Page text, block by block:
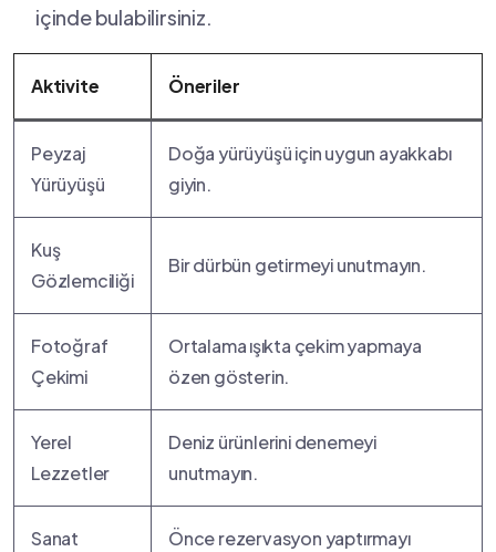
içinde bulabilirsiniz.
Aktivite Öneriler
Peyzaj
Yürüyüşü
Doğa yürüyüşü için uygun ayakkabı
giyin.
Kuş
Gözlemciliği
Bir dürbün getirmeyi unutmayın.
Fotoğraf
Çekimi
Ortalama ⁣ışıkta çekim yapmaya
özen ‍gösterin.
Yerel
Lezzetler
Deniz ürünlerini denemeyi
unutmayın.
Sanat
Önce rezervasyon yaptırmayı